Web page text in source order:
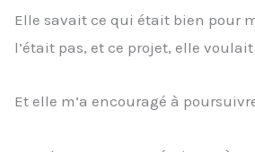
Elle savait ce qui était bien pour
l’était pas, et ce projet, elle
Et elle m’a encouragé à